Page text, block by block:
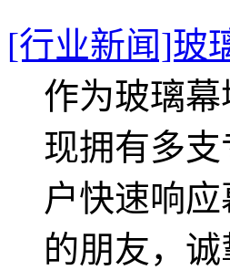
[行业新闻]玻
作为玻璃
现拥有多支
户快速响
的朋友，